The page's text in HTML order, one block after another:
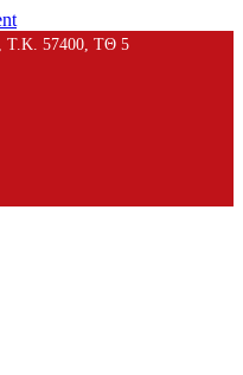
Τ.Κ. 57400, ΤΘ 5